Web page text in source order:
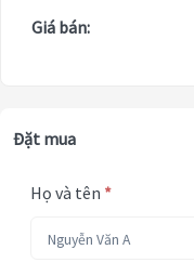
Giá bán:
Đặt mua
Họ và tên *